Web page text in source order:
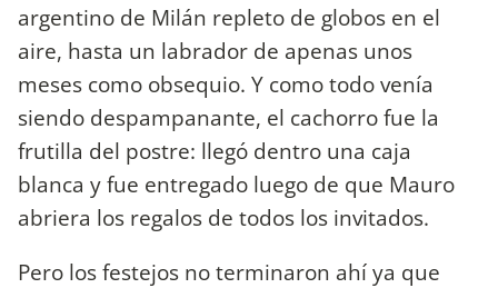
argentino de Milán repleto de globos en el
aire, hasta un labrador de apenas unos
meses como obsequio. Y como todo venía
siendo despampanante, el cachorro fue la
frutilla del postre: llegó dentro una caja
blanca y fue entregado luego de que Mauro
abriera los regalos de todos los invitados.
Pero los festejos no terminaron ahí ya que